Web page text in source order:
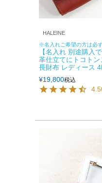
HALEINE
※名入れご希望の方は必
【名入れ 別途購入
革仕立てにトコト
長財布 レディース
¥19,800税込